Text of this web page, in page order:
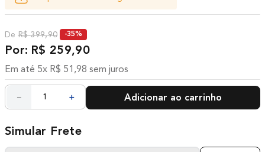
R$ 399,90 -35%
R$ 259,90
Em até 5x R$ 51 ,98 sem juros
＋
－ Adicionar ao carrinho